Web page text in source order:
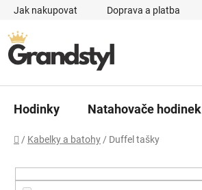
Přejít na obsah
Jak nakupovat Doprava a platba
Hodinky Natahovače hodinek
Domů
/ Kabelky a batohy / Duffel tašky